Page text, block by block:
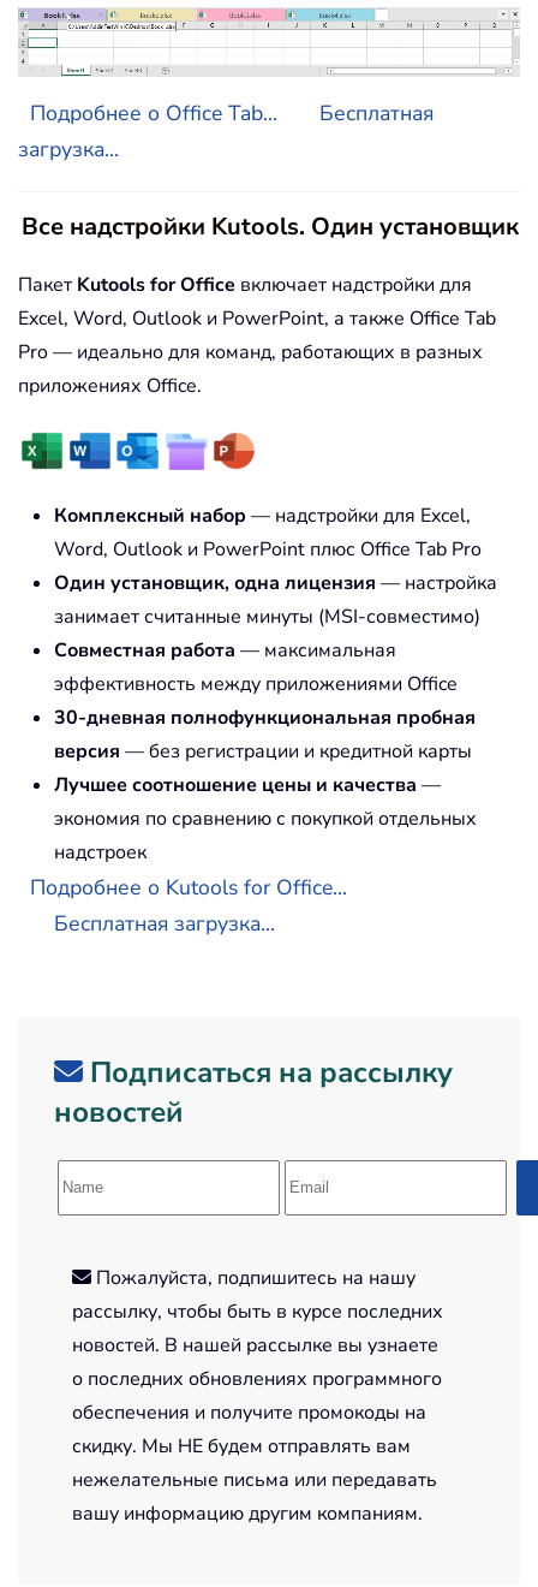
Подробнее о Office Tab...
Бесплатная
загрузка...
Все надстройки Kutools. Один установщик
Пакет Kutools for Office включает надстройки для
Excel, Word, Outlook и PowerPoint, а также Office Tab
Pro — идеально для команд, работающих в разных
приложениях Office.
Комплексный набор — надстройки для Excel,
Word, Outlook и PowerPoint плюс Office Tab Pro
Один установщик, одна лицензия — настройка
занимает считанные минуты (MSI-совместимо)
Совместная работа — максимальная
эффективность между приложениями Office
30-дневная полнофункциональная пробная
версия — без регистрации и кредитной карты
Лучшее соотношение цены и качества —
экономия по сравнению с покупкой отдельных
надстроек
Подробнее о Kutools for Office...
Бесплатная загрузка...
Подписаться на рассылку
новостей
Пожалуйста, подпишитесь на нашу
рассылку, чтобы быть в курсе последних
новостей. В нашей рассылке вы узнаете
о последних обновлениях программного
обеспечения и получите промокоды на
скидку. Мы НЕ будем отправлять вам
нежелательные письма или передавать
вашу информацию другим компаниям.